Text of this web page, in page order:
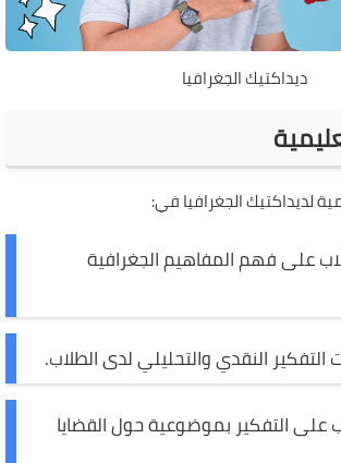
ديداكتيك الجغرافيا
لديداكتيك الجغرافيا في:
على فهم المفاهيم الجغرافية
التفكير النقدي والتحليلي لدى الطلاب.
على التفكير بموضوعية حول القضايا